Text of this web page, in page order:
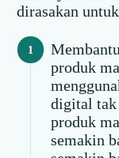
dirasakan
produk
digital tak
produk
semakin